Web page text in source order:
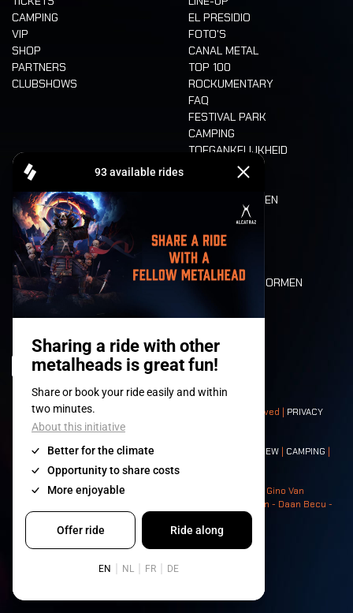
CAMPING
VIP
SHOP
PARTNERS
CLUBSHOWS
EL PRESIDIO
FOTO'S
CANAL METAL
TOP 100
ROCKUMENTARY
FAQ
FESTIVAL PARK
CAMPING
TOEGANKELIJKHEID
CASHLESS
ETEN EN DRINKEN
MOBILITEIT
LONE WOLVES
PLATTEGROND
DEATH RIDE
WAARDEN EN NORMEN
HISTORIEK
© 2008-2026- Apache Productions VZW – All rights reserved | PRIVACY
POLICY|ALGEMENE VOORWAARDEN
Contact:GENERAL| PARTNERSHIPS CREW CAMPING
| NEIGHBOURS
Photos: Ann Kermans - Hans Van Hoof - Eliaz Bruggeman - Gino Van
Lancker - Tim Tronckoe - Elsie Roymans - Stijn Verbruggen - Daan Becu -
Claus Christa - Devid Camerlynck